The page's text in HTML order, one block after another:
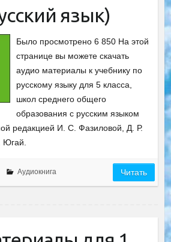
язык)
Было просмотрено 6 850 На этой
странице вы можете скачать
аудио материалы к учебнику по
русскому языку для 5 класса,
школ среднего общего
образования с русским языком
редакцией И. С. Фазиловой, Д. Р.
Югай.
Аудиокнига Читать